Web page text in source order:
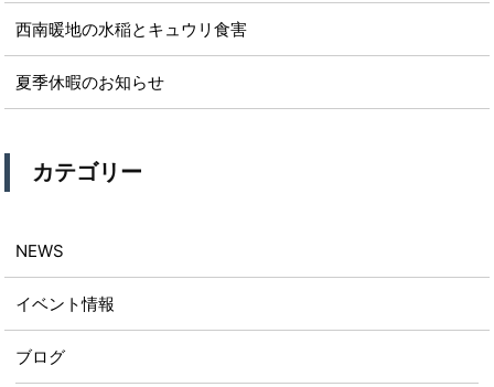
西南暖地の水稲とキュウリ食害
夏季休暇のお知らせ
カテゴリー
NEWS
イベント情報
ブログ